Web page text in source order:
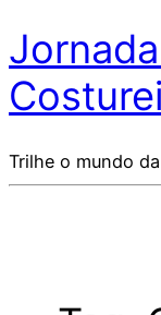
Trilhe o mundo